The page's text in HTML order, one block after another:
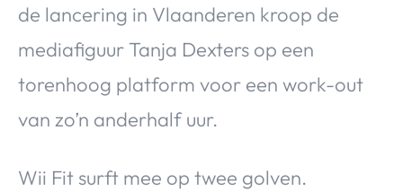
de lancering in Vlaanderen kroop de
mediafiguur Tanja Dexters op een
torenhoog platform voor een work-out
van zo’n anderhalf uur.
Wii Fit surft mee op twee golven.